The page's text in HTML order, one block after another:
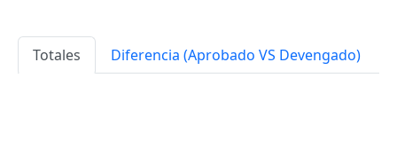
Totales Diferencia (Aprobado VS Devengado)